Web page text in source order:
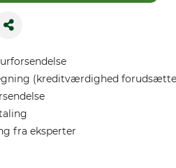
(kreditværdighed
fra eksperter